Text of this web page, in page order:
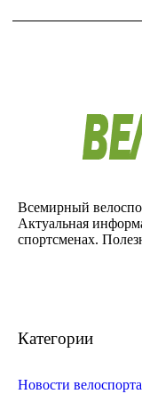
Всемирный
Актуальная
спортсменах.
Категории
Новости велоспорта